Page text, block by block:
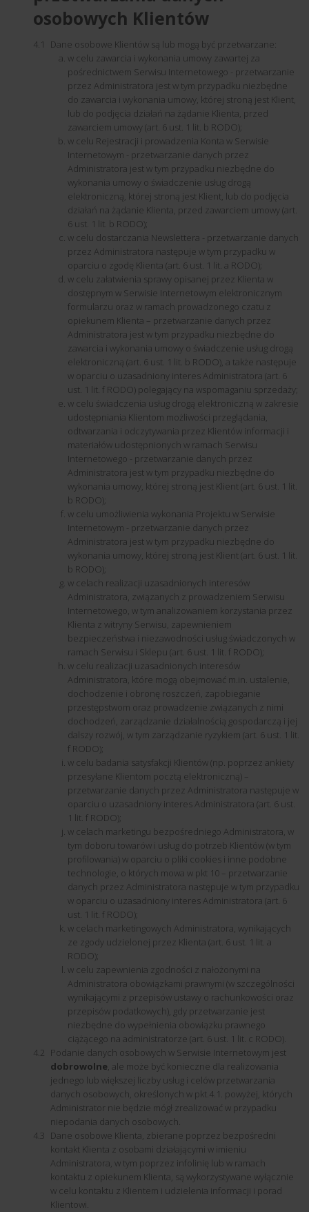
osobowych Klientów
Dane osobowe Klientów są lub mogą być przetwarzane:
w celu zawarcia i wykonania umowy zawartej za
pośrednictwem Serwisu Internetowego - przetwarzanie
przez Administratora jest w tym przypadku niezbędne
do zawarcia i wykonania umowy, której stroną jest Klient,
lub do podjęcia działań na żądanie Klienta, przed
zawarciem umowy (art. 6 ust. 1 lit. b RODO);
w celu Rejestracji i prowadzenia Konta w Serwisie
Internetowym - przetwarzanie danych przez
Administratora jest w tym przypadku niezbędne do
wykonania umowy o świadczenie usług drogą
elektroniczną, której stroną jest Klient, lub do podjęcia
działań na żądanie Klienta, przed zawarciem umowy (art.
6 ust. 1 lit. b RODO);
w celu dostarczania Newslettera - przetwarzanie danych
przez Administratora następuje w tym przypadku w
oparciu o zgodę Klienta (art. 6 ust. 1 lit. a RODO);
w celu załatwienia sprawy opisanej przez Klienta w
dostępnym w Serwisie Internetowym elektronicznym
formularzu oraz w ramach prowadzonego czatu z
opiekunem Klienta – przetwarzanie danych przez
Administratora jest w tym przypadku niezbędne do
zawarcia i wykonania umowy o świadczenie usług drogą
elektroniczną (art. 6 ust. 1 lit. b RODO), a także następuje
w oparciu o uzasadniony interes Administratora (art. 6
ust. 1 lit. f RODO) polegający na wspomaganiu sprzedaży;
w celu świadczenia usług drogą elektroniczną w zakresie
udostępniania Klientom możliwości przeglądania,
odtwarzania i odczytywania przez Klientów informacji i
materiałów udostępnionych w ramach Serwisu
Internetowego - przetwarzanie danych przez
Administratora jest w tym przypadku niezbędne do
wykonania umowy, której stroną jest Klient (art. 6 ust. 1 lit.
b RODO);
w celu umożliwienia wykonania Projektu w Serwisie
Internetowym - przetwarzanie danych przez
Administratora jest w tym przypadku niezbędne do
wykonania umowy, której stroną jest Klient (art. 6 ust. 1 lit.
b RODO);
w celach realizacji uzasadnionych interesów
Administratora, związanych z prowadzeniem Serwisu
Internetowego, w tym analizowaniem korzystania przez
Klienta z witryny Serwisu, zapewnieniem
bezpieczeństwa i niezawodności usług świadczonych w
ramach Serwisu i Sklepu (art. 6 ust. 1 lit. f RODO);
w celu realizacji uzasadnionych interesów
Administratora, które mogą obejmować m.in. ustalenie,
dochodzenie i obronę roszczeń, zapobieganie
przestępstwom oraz prowadzenie związanych z nimi
dochodzeń, zarządzanie działalnością gospodarczą i jej
dalszy rozwój, w tym zarządzanie ryzykiem (art. 6 ust. 1 lit.
f RODO);
w celu badania satysfakcji Klientów (np. poprzez ankiety
przesyłane Klientom pocztą elektroniczną) –
przetwarzanie danych przez Administratora następuje w
oparciu o uzasadniony interes Administratora (art. 6 ust.
1 lit. f RODO);
w celach marketingu bezpośredniego Administratora, w
tym doboru towarów i usług do potrzeb Klientów (w tym
profilowania) w oparciu o pliki cookies i inne podobne
technologie, o których mowa w pkt 10 – przetwarzanie
danych przez Administratora następuje w tym przypadku
w oparciu o uzasadniony interes Administratora (art. 6
ust. 1 lit. f RODO);
w celach marketingowych Administratora, wynikających
ze zgody udzielonej przez Klienta (art. 6 ust. 1 lit. a
RODO);
w celu zapewnienia zgodności z nałożonymi na
Administratora obowiązkami prawnymi (w szczególności
wynikającymi z przepisów ustawy o rachunkowości oraz
przepisów podatkowych), gdy przetwarzanie jest
niezbędne do wypełnienia obowiązku prawnego
ciążącego na administratorze (art. 6 ust. 1 lit. c RODO).
Podanie danych osobowych w Serwisie Internetowym jest
dobrowolne, ale może być konieczne dla realizowania
jednego lub większej liczby usług i celów przetwarzania
danych osobowych, określonych w pkt.4.1. powyżej, których
Administrator nie będzie mógł zrealizować w przypadku
niepodania danych osobowych.
Dane osobowe Klienta, zbierane poprzez bezpośredni
kontakt Klienta z osobami działającymi w imieniu
Administratora, w tym poprzez infolinię lub w ramach
kontaktu z opiekunem Klienta, są wykorzystywane wyłącznie
w celu kontaktu z Klientem i udzielenia informacji i porad
Klientowi.